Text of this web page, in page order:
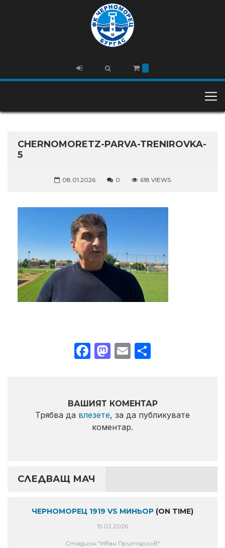
CHERNOMORETZ-PARVA-TRENIROVKA-
5
08.01.2026 0 618 VIEWS
Facebook
Mastodon
Email
ВАШИЯТ КОМЕНТАР
Трябва да влезете, за да публикувате
коментар.
СЛЕДВАЩ МАЧ
ЧЕРНОМОРЕЦ 1919 VS МИНЬОР (ON TIME)
15.02.2026
Стадион "Иван Притъргов"